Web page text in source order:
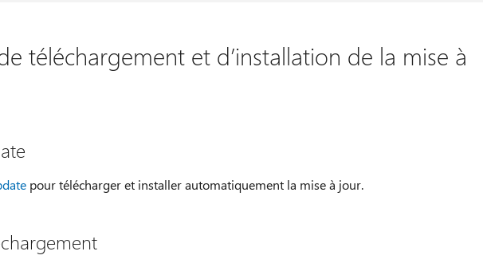
téléchargement et d’installation de la mise à
pour télécharger et installer automatiquement la mise à jour.